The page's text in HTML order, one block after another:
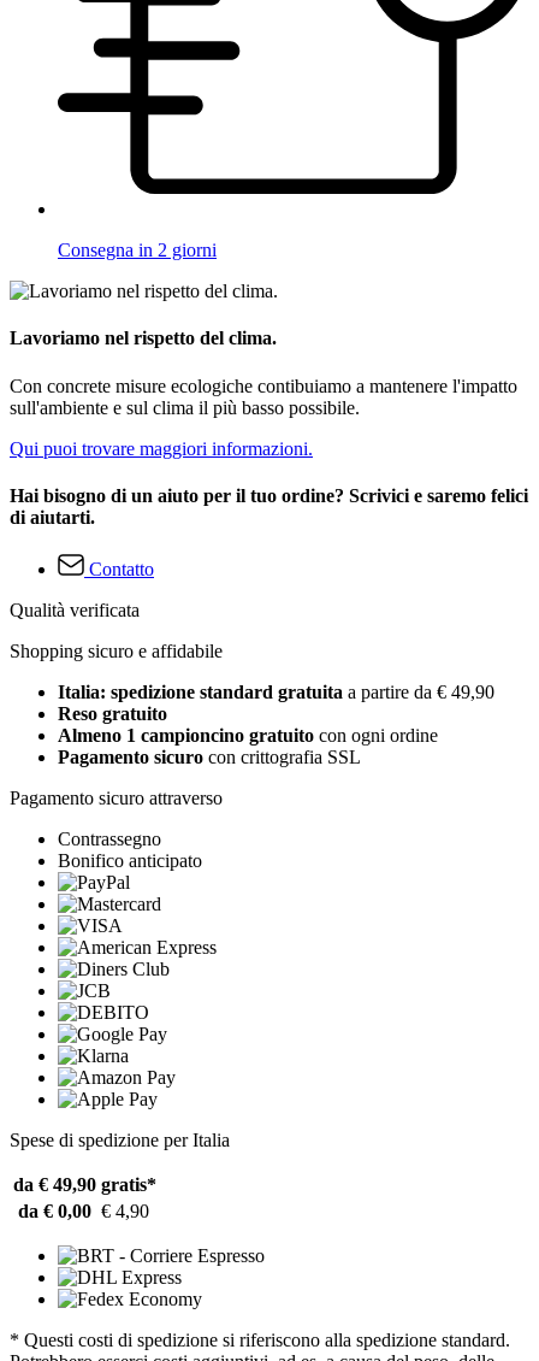
Consegna in 2 giorni
Lavoriamo nel rispetto del clima.
Con concrete misure ecologiche contibuiamo a mantenere l'impatto
sull'ambiente e sul clima il più basso possibile.
Qui puoi trovare maggiori informazioni.
Hai bisogno di un aiuto per il tuo ordine? Scrivici e saremo felici
di aiutarti.
Contatto
Qualità verificata
Shopping sicuro e affidabile
Italia: spedizione standard gratuita a partire da € 49,90
Reso gratuito
Almeno 1 campioncino gratuito con ogni ordine
Pagamento sicuro con crittografia SSL
Pagamento sicuro attraverso
Contrassegno
Bonifico anticipato
Spese di spedizione per Italia
da € 49,90 gratis*
da € 0,00 € 4,90
* Questi costi di spedizione si riferiscono alla spedizione standard.